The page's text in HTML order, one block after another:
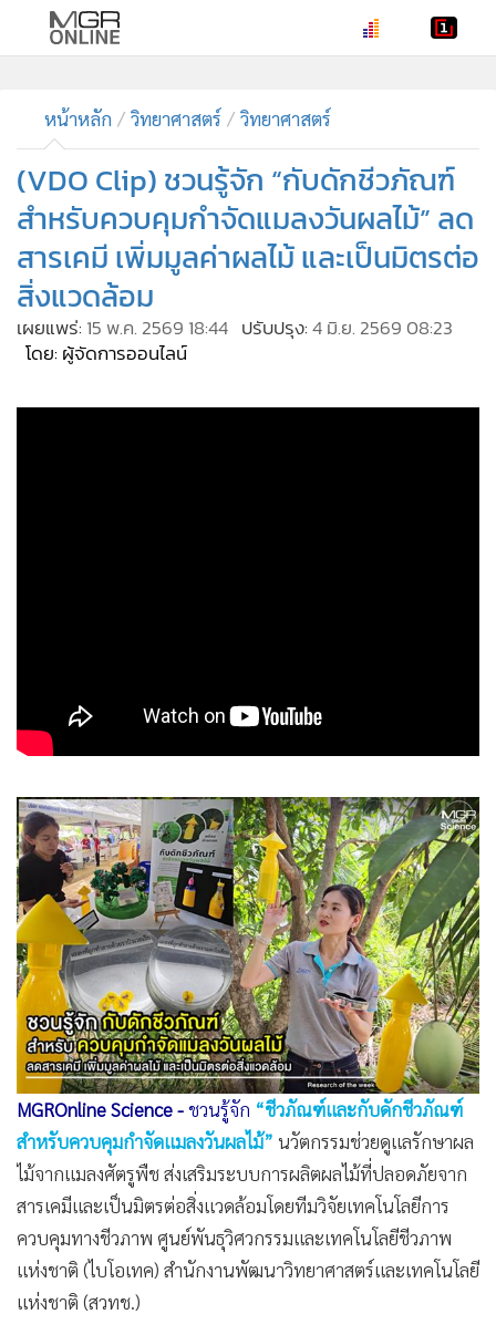
ทันเหตุการณ์
• ภาคใต้
• ภูมิภาค
• Online Section
• บันเทิง
• ผู้จัดการรายวัน
• คอลัมนิสต์
ละคร
ท่องเที่ยว
• กีฬา
• Special Scoop
• เศรษฐกิจ-ธุรกิจ
•
• ชุมชน-คุณภาพชีวิต
• อาชญากรรม
• Motoring
• เกม
• วิทยาศาสตร์
SMEs
• หุ้น
• อินโดจีน
• กองทุนรวม
• Celeb Online
• Factcheck
• ญี่ปุ่น
หน้าหลัก วิทยาศาสตร์ วิทยาศาสตร์
(VDO Clip) ชวนรู้จัก “กับดักชีวภัณฑ์
สำหรับควบคุมกำจัดแมลงวันผลไม้” ลด
สารเคมี เพิ่มมูลค่าผลไม้ และเป็นมิตรต่อ
สิ่งแวดล้อม
เผยแพร่: 15 พ.ค. 2569 18:44 ปรับปรุง:4 มิ.ย. 2569 08:23
โดย: ผู้จัดการออนไลน์
MGROnline Science-ชวนรู้จัก “ชีวภัณฑ์และกับดักชีวภัณฑ์
สำหรับควบคุมกำจัดแมลงวันผลไม้” นวัตกรรมช่วยดูแลรักษาผล
ไม้จากแมลงศัตรูพืช ส่งเสริมระบบการผลิตผลไม้ที่ปลอดภัยจาก
สารเคมีและเป็นมิตรต่อสิ่งแวดล้อมโดยทีมวิจัยเทคโนโลยีการ
ควบคุมทางชีวภาพ ศูนย์พันธุวิศวกรรมและเทคโนโลยีชีวภาพ
แห่งชาติ (ไบโอเทค) สำนักงานพัฒนาวิทยาศาสตร์และเทคโนโลยี
แห่งชาติ (สวทช.)